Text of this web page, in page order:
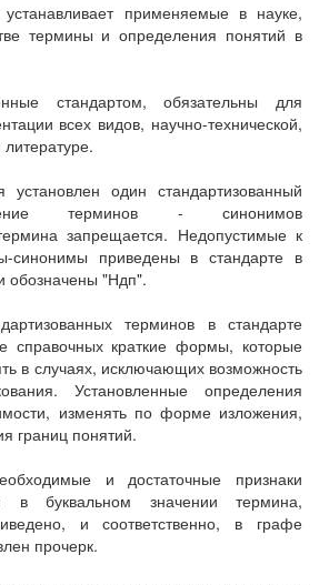
применяемые в науке,
термины и определения понятий в
стандартом, обязательны для
всех видов, научно-технической,
один стандартизованный
терминов - синонимов
запрещается. Недопустимые к
синонимы приведены в стандарте в
обозначены "Ндп".
терминов в стандарте
справочных краткие формы, которые
в случаях, исключающих возможность
Установленные определения
изменять по форме изложения,
границ понятий.
и достаточные признаки
в буквальном значении термина,
и соответственно, в графе
прочерк.